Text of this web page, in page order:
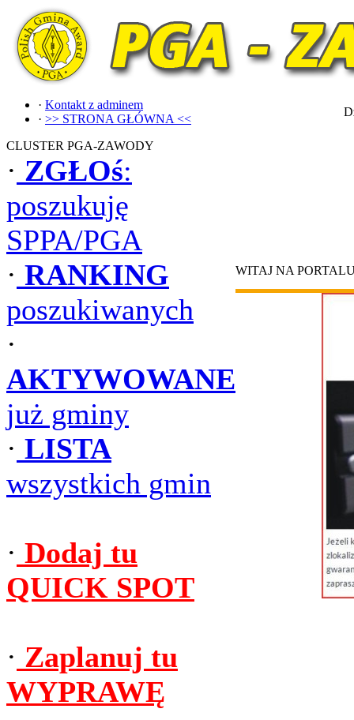
· Kontakt z adminem
· >> STRONA GŁÓWNA <<
CLUSTER PGA-ZAWODY
· ZGŁOś:
poszukuję
SPPA/PGA
· RANKING
poszukiwanych
·
AKTYWOWANE
już gminy
· LISTA
wszystkich gmin
· Dodaj tu
QUICK SPOT
· Zaplanuj tu
WYPRAWĘ
WITAJ NA